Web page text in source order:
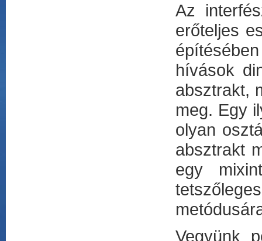
Az
erőteljes
hívások
absztrakt,
meg. Egy
olyan
absztrakt
egy
Vegyünk